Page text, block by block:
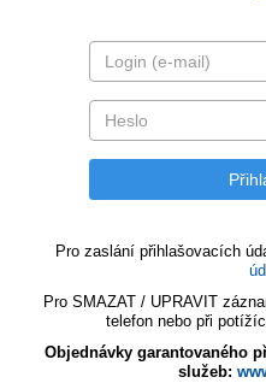
Pro zaslání přihlašovacích
Pro SMAZAT / UPRAVIT
telefon nebo při
Objednávky garantovaného
služeb: